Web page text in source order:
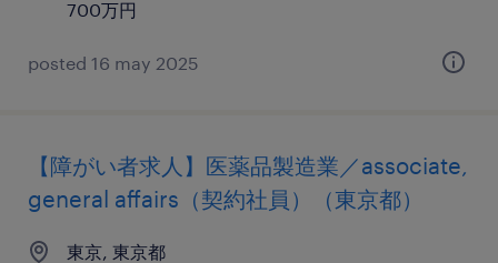
700万円
posted 16 may 2025
【障がい者求人】医薬品製造業／associate,
general affairs（契約社員）（東京都）
東京, 東京都